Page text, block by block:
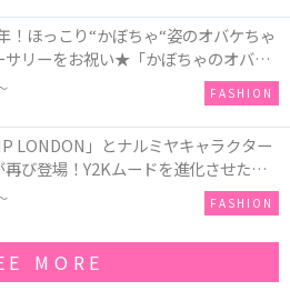
ほっこり“かぼちゃ“姿のオバケちゃ
サリーをお祝い★「かぼちゃのオバケ
リー」が新発売！Q-pot CAFE.では
オバケーキプレート」も登場
FASHION
LONDON」とナルミヤキャラクター
再び登場！Y2Kムードを進化させた新
を発売♪
FASHION
MORE